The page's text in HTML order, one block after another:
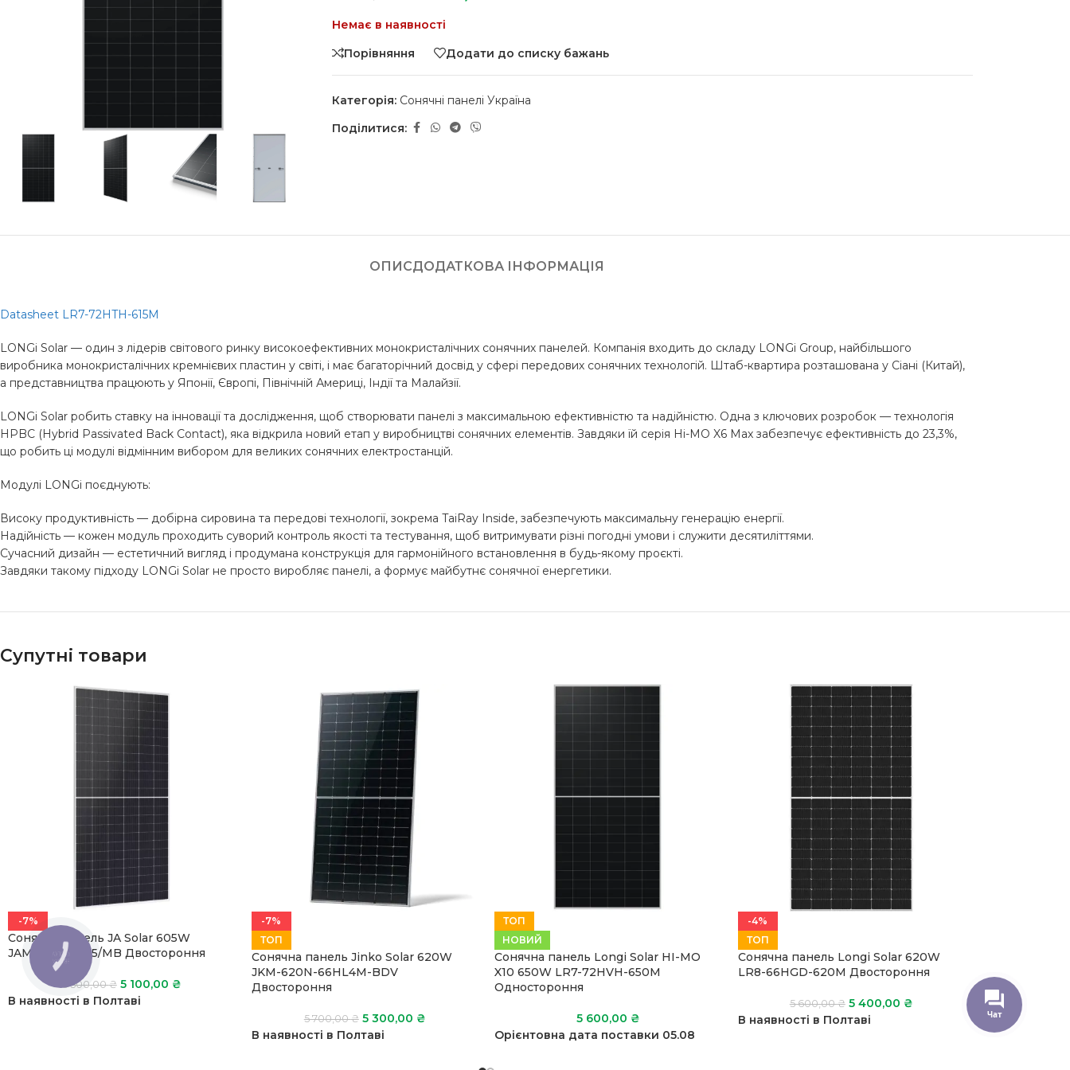
Немає в наявності
Порівняння
Додати до списку бажань
Категорія: Сонячні панелі Україна
Поділитися:
ОПИСДОДАТКОВА ІНФОРМАЦІЯ
Datasheet LR7-72HTH-615M
LONGi Solar — один з лідерів світового ринку високоефективних монокристалічних сонячних панелей. Компанія входить до складу LONGi Group, найбільшого
виробника монокристалічних кремнієвих пластин у світі, і має багаторічний досвід у сфері передових сонячних технологій. Штаб-квартира розташована у Сіані (Китай),
а представництва працюють у Японії, Європі, Північній Америці, Індії та Малайзії.
LONGi Solar робить ставку на інновації та дослідження, щоб створювати панелі з максимальною ефективністю та надійністю. Одна з ключових розробок — технологія
HPBC (Hybrid Passivated Back Contact), яка відкрила новий етап у виробництві сонячних елементів. Завдяки їй серія Hi-MO X6 Max забезпечує ефективність до 23,3%,
що робить ці модулі відмінним вибором для великих сонячних електростанцій.
Модулі LONGi поєднують:
Високу продуктивність — добірна сировина та передові технології, зокрема TaiRay Inside, забезпечують максимальну генерацію енергії.
Надійність — кожен модуль проходить суворий контроль якості та тестування, щоб витримувати різні погодні умови і служити десятиліттями.
Сучасний дизайн — естетичний вигляд і продумана конструкція для гармонійного встановлення в будь-якому проєкті.
Завдяки такому підходу LONGi Solar не просто виробляє панелі, а формує майбутнє сонячної енергетики.
Супутні товари
-7%
Сонячна панель JA Solar 605W
JAM72D40-605/MB Двостороння
5 500,00₴ 5 100,00 ₴
В наявності в Полтаві
-7%
ТОП
Сонячна панель Jinko Solar 620W
JKM-620N-66HL4M-BDV
Двостороння
5 700,00₴ 5 300,00 ₴
В наявності в Полтаві
ТОП
НОВИЙ
Сонячна панель Longi Solar HI-MO
X10 650W LR7-72HVH-650M
Одностороння
5 600,00 ₴
Орієнтовна дата поставки 05.08
-4%
ТОП
Сонячна панель Longi Solar 620W
LR8-66HGD-620M Двостороння
5 600,00₴ 5 400,00 ₴
В наявності в Полтаві
В наявності в
Чат
КНОПКА
ЗВ'ЯЗКУ